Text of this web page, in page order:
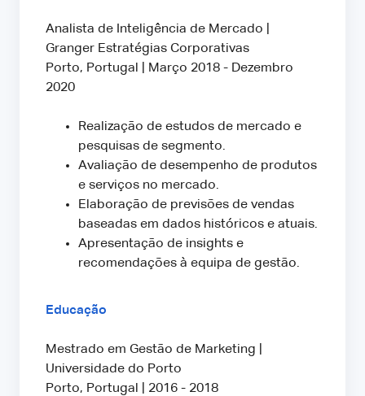
Analista de Inteligência de Mercado |
Granger Estratégias Corporativas
Porto, Portugal | Março 2018 - Dezembro
2020
Realização de estudos de mercado e
pesquisas de segmento.
Avaliação de desempenho de produtos
e serviços no mercado.
Elaboração de previsões de vendas
baseadas em dados históricos e atuais.
Apresentação de insights e
recomendações à equipa de gestão.
Educação
Mestrado em Gestão de Marketing |
Universidade do Porto
Porto, Portugal | 2016 - 2018